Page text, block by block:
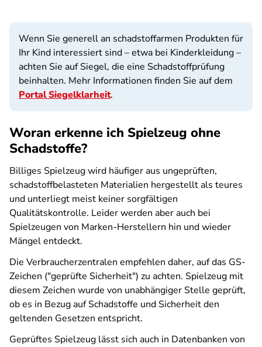
Wenn Sie generell an schadstoffarmen Produkten für
Ihr Kind interessiert sind – etwa bei Kinderkleidung –
achten Sie auf Siegel, die eine Schadstoffprüfung
beinhalten. Mehr Informationen finden Sie auf dem
Portal Siegelklarheit.
Woran erkenne ich Spielzeug ohne
Schadstoffe?
Billiges Spielzeug wird häufiger aus ungeprüften,
schadstoffbelasteten Materialien hergestellt als teures
und unterliegt meist keiner sorgfältigen
Qualitätskontrolle. Leider werden aber auch bei
Spielzeugen von Marken-Herstellern hin und wieder
Mängel entdeckt.
Die Verbraucherzentralen empfehlen daher, auf das GS-
Zeichen ("geprüfte Sicherheit") zu achten. Spielzeug mit
diesem Zeichen wurde von unabhängiger Stelle geprüft,
ob es in Bezug auf Schadstoffe und Sicherheit den
geltenden Gesetzen entspricht.
Geprüftes Spielzeug lässt sich auch in Datenbanken von